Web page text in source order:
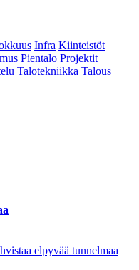
Infra Kiinteistöt
Pientalo Projektit
Talotekniikka Talous
elpyvää tunnelmaa